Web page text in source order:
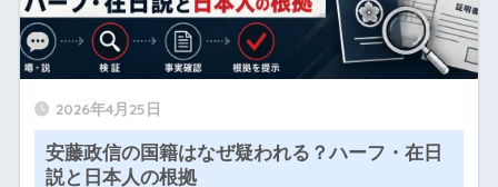
2026年4月25日
安藤政信の国籍はなぜ疑われる？ハーフ・在日
説と日本人の根拠